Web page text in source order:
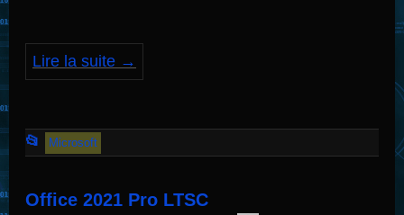
Lire la suite →
📂
Cet
a
Microsoft
Office 2021 Pro LTSC